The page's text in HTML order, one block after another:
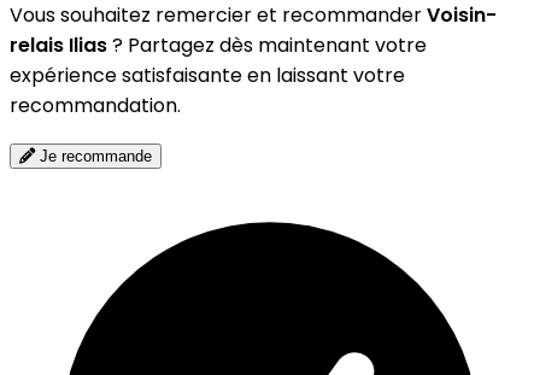
Vous souhaitez remercier et recommanderVoisin-
relais Ilias? Partagez dès maintenant votre
expérience satisfaisante en laissant votre
recommandation.
Je recommande